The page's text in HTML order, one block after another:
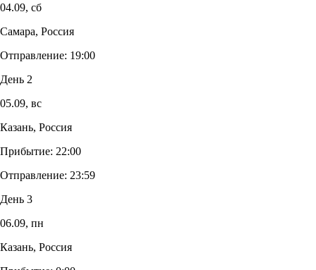
04.09, сб
Самара, Россия
Отправление: 19:00
День 2
05.09, вс
Казань, Россия
Прибытие: 22:00
Отправление: 23:59
День 3
06.09, пн
Казань, Россия